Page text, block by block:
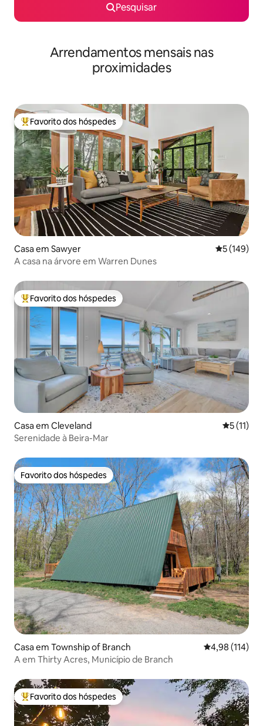
Pesquisar
Arrendamentos mensais nas
proximidades
Favoritos dos hóspedes mais apreciados
Favorito dos hóspedes
Casa em Sawyer
5 (149)
A casa na árvore em Warren Dunes
Favoritos dos hóspedes mais apreciados
Favorito dos hóspedes
Casa em Cleveland
5 (11)
Serenidade à Beira-Mar
Favorito dos hóspedes
Favorito dos hóspedes
Casa em Township of Branch Classificação
4,98 (114)
A em Thirty Acres, Município de Branch
Favoritos dos hóspedes mais apreciados
Favorito dos hóspedes